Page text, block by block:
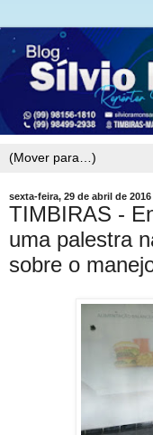
sexta-feira, 29 de abril de 2016
TIMBIRAS -
uma palestra
sobre o